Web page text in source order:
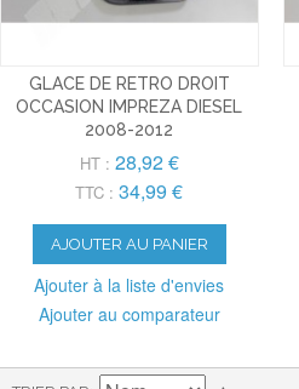
GLACE DE RETRO DROIT
OCCASION IMPREZA DIESEL
2008-2012
HT : 28,92 €
TTC : 34,99 €
AJOUTER AU PANIER
Ajouter à la liste d'envies
Ajouter au comparateur